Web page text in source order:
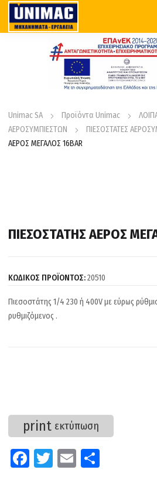
Unimac SA Προϊόντα Unimac
ΑΕΡΟΣΥΜΠΙΕΣΤΩΝ
ΠΙΕΣΟΣΤΑΤΕΣ
ΑΕΡΟΣ ΜΕΓΑΛΟΣ 16BAR
ΠΙΕΣΟΣΤΑΤΗΣ ΑΕΡΟΣ
ΚΩΔΙΚΟΣ ΠΡΟΪΟΝΤΟΣ:20510
Πιεσοστάτης 1/4 230 ή 400V με εύρως
ρυθμιζόμενος .
print εκτύπωση
Fa
T
E